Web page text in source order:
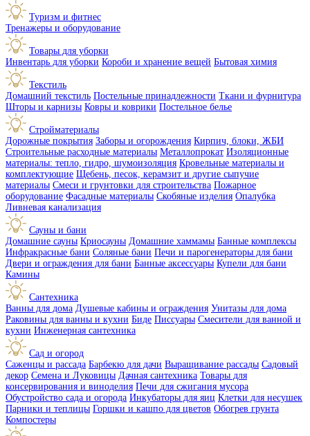
Туризм и фитнес
Тренажеры и оборудование
Товары для уборки
Инвентарь для уборки Короби и хранение вещей Бытовая химия
Текстиль
Домашний текстиль Постельные принадлежности Ткани и фурнитура
Шторы и карнизы Ковры и коврики Постельное белье
Стройматериалы
Дорожные покрытия Заборы и огорождения Кирпич, блоки, ЖБИ
Строительные расходные материалы Металлопрокат Изоляционные
материалы: тепло, гидро, шумоизоляция Кровельные материалы и
комплектующие Щебень, песок, керамзит и другие сыпучие
материалы Смеси и грунтовки для строительства Пожарное
оборудование Фасадные материалы Скобяные изделия Опалубка
Ливневая канализация
Сауны и бани
Домашние сауны Криосауны Домашние хаммамы Банные комплексы
Инфракрасные бани Соляные бани Печи и парогенераторы для бани
Двери и ограждения для бани Банные аксессуары Купели для бани
Камины
Сантехника
Ванны для дома Душевые кабины и ограждения Унитазы для дома
Раковины для ванны и кухни Биде Писсуары Смесители для ванной и
кухни Инженерная сантехника
Сад и огород
Саженцы и рассада Барбекю для дачи Выращивание рассады Садовый
декор Семена и Луковицы Дачная сантехника Товары для
консервирования и виноделия Печи для сжигания мусора
Обустройство сада и огорода Инкубаторы для яиц Клетки для несушек
Парники и теплицы Горшки и кашпо для цветов Обогрев грунта
Компостеры